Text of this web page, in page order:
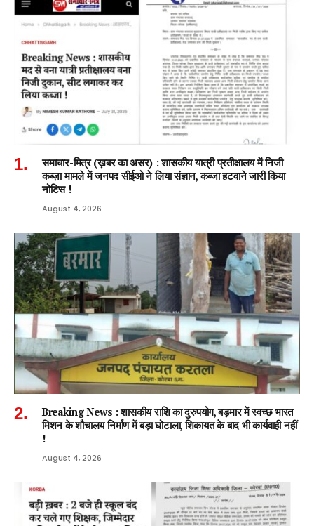
समाचार-मित्र (ख़बर का असर) : शासकीय यात्री प्रतीक्षालय में निजी
कब्ज़ा मामले में जनपद सीईओ ने लिया संज्ञान, कब्जा हटवाने जारी किया
नोटिस !
August 4, 2026
Breaking News : शासकीय राशि का दुरुपयोग, बड़मार में स्वच्छ भारत
मिशन के शौचालय निर्माण में बड़ा घोटाला, शिकायत के बाद भी कार्यवाही नहीं
!
August 4, 2026